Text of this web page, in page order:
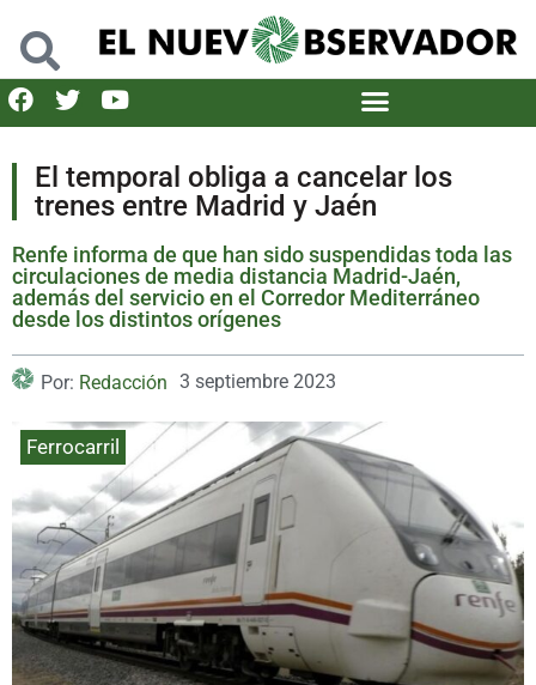
El temporal obliga a cancelar los
trenes entre Madrid y Jaén
Renfe informa de que han sido suspendidas toda las
circulaciones de media distancia Madrid-Jaén,
además del servicio en el Corredor Mediterráneo
desde los distintos orígenes
Por: Redacción 3 septiembre 2023
Ferrocarril